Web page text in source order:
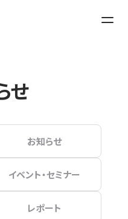
せ
お知らせ
イベント・セミナー
レポート